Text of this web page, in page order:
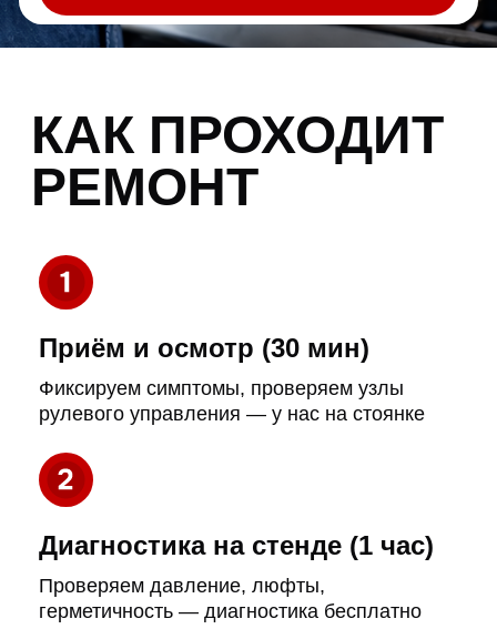
Направляем автомобиль к проверенному
Разборка и очистка
Контроль хода работ
Ваш автомобиль под охраной на нашей
стоянке на всё время ремонта
Хранение автомобиля
качество до того, как вы заберёте авто
Проверка после ремонта